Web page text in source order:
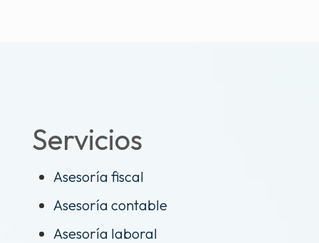
Servicios
Asesoría fiscal
Asesoría contable
Asesoría laboral